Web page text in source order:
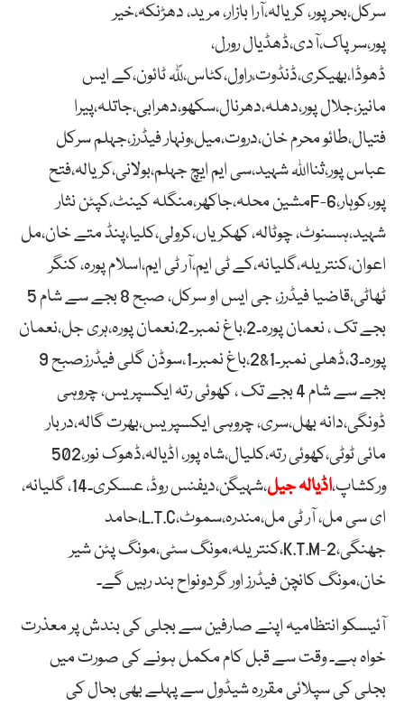
سرکل،بحر پور، کریالہ،آرا بازار، مرید، دھڑنکہ،خیر
پور،سرپاک،آدی،ڈھڈیال رورل،
ڈھوڈا،بھیکری،ڈنڈوت،راول،کٹاس،لًلہ ٹائون،کے ایس
مانیز،جلال پور،دھلہ،دھرنال،سکھو،دھرابی،جاتلہ،پیرا
فتیال،طائو محرم خان،دروت،میل،ونہار فیڈرز،جہلم سرکل
عباس پور،ثنااللہ شہید،سی ایم ایچ جہلم،بولانی،کریالہ،فتح
پور،کوہار،F-6مشین محلہ،جاکھر،منگلہ کینٹ،کپٹن نثار
شہید،ہسنوٹ، چوٹالہ، کھکریاں،کرولی،کلیا،پنڈ متے خان،مل
اعوان،کنتریلہ،گلیانہ،کے ٹی ایم،آر ٹی ایم،اسلام پورہ، کنگر
ٹھاٹی،قاضیا فیڈرز، جی ایس او سرکل، صبح 8 بجے سے شام 5
بجے تک ، نعمان پورہ۔2،باغ نمبر۔2،نعمان پورہ،ہری جل،نعمان
پورہ۔3،ڈھلی نمبر۔1&2،باغ نمبر۔1،سوڈن گلی فیڈرزصبح 9
بجے سے شام 4 بجے تک ، کھوئی رتہ ایکسپریس، چروہی
ڈونگی،دانہ بھل،سری، چروہی ایکسپریس،بھرت گالہ،دربار
مائی ٹوٹی،کھوئی رتہ،کلیال،شاہ پور، اڈیالہ،ڈھوک نور،502
ورکشاپ،اڈیالہ جیل
،شہیگن،دیفنس روڈ، عسکری۔14، گلیانہ،
ای سی مل، آر ٹی مل،مندرہ،سموٹ،L.T.C،حامد
جھنگی،K.T.M-2،کنتریلہ،مونگ سٹی،مونگ پٹن شیر
خان،مونگ کانچن فیڈرز اور گردونواح بند رہیں گے۔
آئیسکو انتظامیہ اپنے صارفین سے بجلی کی بندش پر معذرت
خواہ ہے۔ وقت سے قبل کام مکمل ہونے کی صورت میں
بجلی کی سپلائی مقررہ شیڈول سے پہلے بھی بحال کی